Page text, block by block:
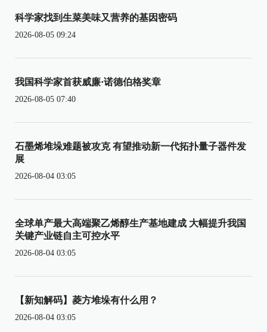
科学家找到生菜美味又营养的基因密码
2026-08-05 09:24
我国科学家首获威廉·诺德伯格奖章
2026-08-05 07:40
石墨烯堆垛难题被攻克 有望推动新一代拓扑量子器件发
展
2026-08-04 03:05
全球单产最大高端聚乙烯醇生产基地建成 大幅提升我国
关键产业链自主可控水平
2026-08-04 03:05
【新知解码】菱方堆垛有什么用？
2026-08-04 03:05